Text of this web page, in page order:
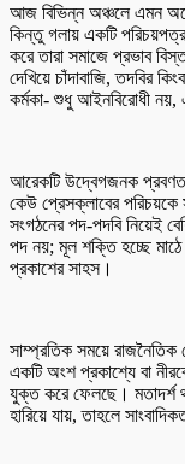
আজ বিভিন্ন অঞ্চলে এমন
কিন্তু গলায় একটি পরিচয়পত্র
করে তারা সমাজে প্রভাব
দেখিয়ে চাঁদাবাজি, তদবির
কর্মকা- শুধু আইনবিরোধী নয়,
আরেকটি উদ্বেগজনক প্রবণতা
কেউ প্রেসক্লাবের পরিচয়কে
সংগঠনের পদ-পদবি নিয়েই
পদ নয়; মূল শক্তি হচ্ছে মাঠে
প্রকাশের সাহস।
সাম্প্রতিক সময়ে রাজনৈতিক
একটি অংশ প্রকাশ্যে বা
যুক্ত করে ফেলছে। মতাদর্শ
হারিয়ে যায়, তাহলে